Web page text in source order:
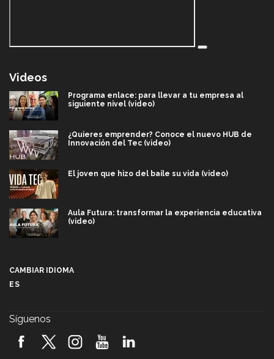
Videos
Programa enlace: para llevar a tu empresa al
siguiente nivel (video)
¿Quieres emprender? Conoce el nuevo HUB de
Innovación del Tec (video)
El joven que hizo del baile su vida (video)
Aula Futura: transformar la experiencia educativa
(video)
2026! (video)
CAMBIAR IDIOMA
ES
Síguenos